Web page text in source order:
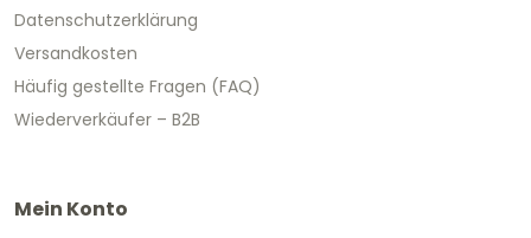
Datenschutzerklärung
Versandkosten
Häufig gestellte Fragen (FAQ)
Wiederverkäufer – B2B
Mein Konto